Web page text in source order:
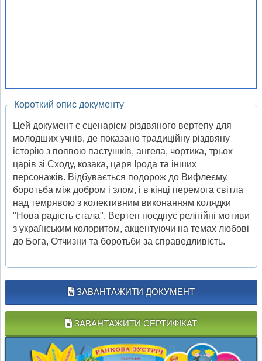
Короткий опис документу
Цей документ є сценарієм різдвяного вертепу для
молодших учнів, де показано традиційну різдвяну
історію з появою пастушків, ангела, чортика, трьох
царів зі Сходу, козака, царя Ірода та інших
персонажів. Відбувається подорож до Вифлеєму,
боротьба між добром і злом, і в кінці перемога світла
над темрявою з колективним виконанням колядки
"Нова радість стала". Вертеп поєднує релігійні мотиви
з українським колоритом, акцентуючи на темах любові
до Бога, Отчизни та боротьби за справедливість.
ЗАВАНТАЖИТИ ДОКУМЕНТ
ЗАВАНТАЖИТИ СЕРТИФІКАТ